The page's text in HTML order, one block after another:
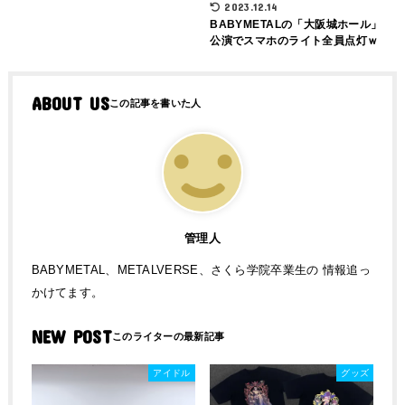
2023.12.14
BABYMETALの「大阪城ホール」
公演でスマホのライト全員点灯ｗ
ABOUT US
管理人
BABYMETAL、METALVERSE、さくら学院卒業生の 情報追っ
かけてます。
NEW POST
アイドル グッズ